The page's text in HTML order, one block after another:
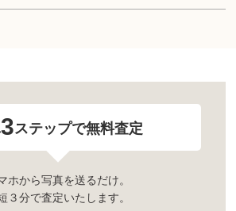
3ステップで無料査定
ホから写真を送るだけ。
３分で査定いたします。